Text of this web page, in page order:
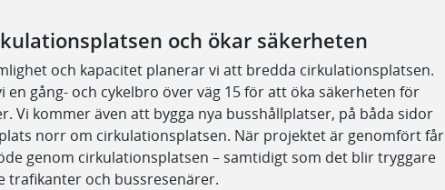
och ökar säkerheten
och kapacitet planerar vi att bredda cirkulationsplatsen.
en gång- och cykelbro över väg 15 för att öka säkerheten för
Vi kommer även att bygga nya busshållplatser, på båda sidor
norr om cirkulationsplatsen. När projektet är genomfört får
genom cirkulationsplatsen – samtidigt som det blir tryggare
trafikanter och bussresenärer.